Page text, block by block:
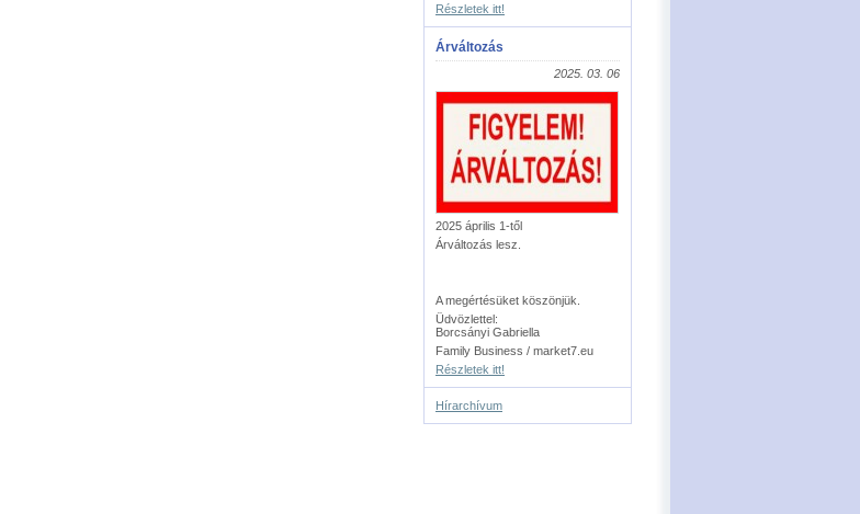
Részletek itt!
Árváltozás
2025. 03. 06
2025 április 1-től
Árváltozás lesz.
A megértésüket köszönjük.
Üdvözlettel:
Borcsányi Gabriella
Family Business / market7.eu
Részletek itt!
Hírarchívum